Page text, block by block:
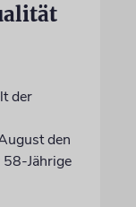
der
den
Jährige